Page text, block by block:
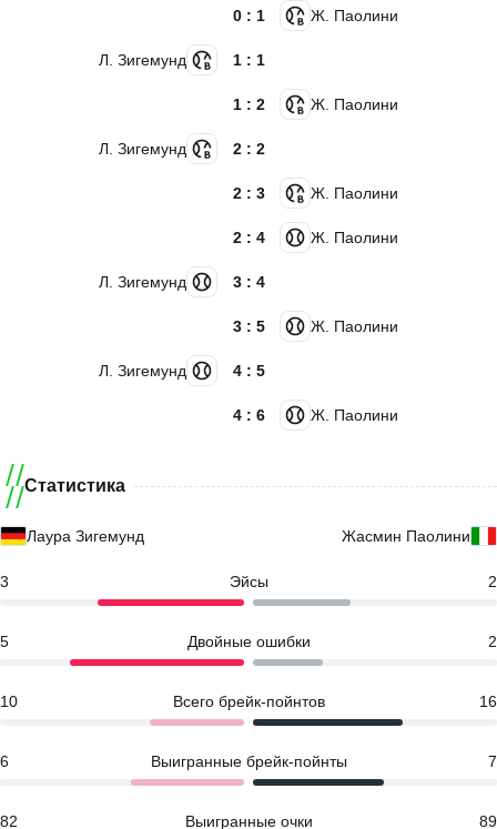
Ж. Паолини
0 : 1
Л. Зигемунд 1 : 1
Ж. Паолини
1 : 2
Л. Зигемунд 2 : 2
Ж. Паолини
2 : 3
Ж. Паолини
2 : 4
Л. Зигемунд 3 : 4
Ж. Паолини
3 : 5
Л. Зигемунд 4 : 5
Ж. Паолини
4 : 6
Статистика
Лаура Зигемунд Жасмин Паолини
3 Эйсы 2
5 Двойные ошибки 2
10 Всего брейк-пойнтов 16
6 Выигранные брейк-пойнты 7
82 Выигранные очки 89